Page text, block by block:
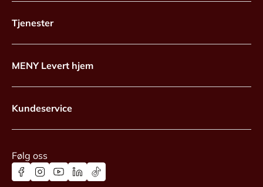
Tjenester
MENY Levert hjem
Kundeservice
Følg oss